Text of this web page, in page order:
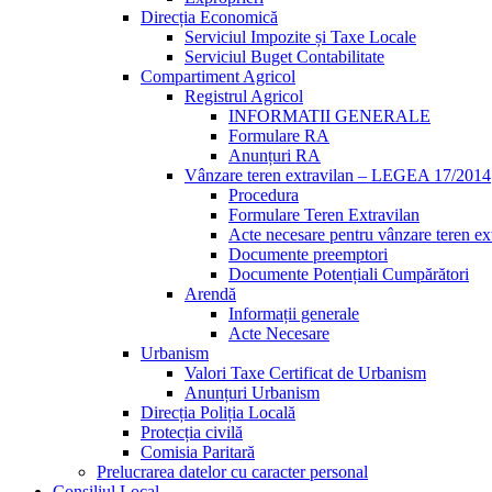
Direcția Economică
Serviciul Impozite și Taxe Locale
Serviciul Buget Contabilitate
Compartiment Agricol
Registrul Agricol
INFORMATII GENERALE
Formulare RA
Anunțuri RA
Vânzare teren extravilan – LEGEA 17/2014
Procedura
Formulare Teren Extravilan
Acte necesare pentru vânzare teren
Documente preemptori
Documente Potențiali Cumpărători
Arendă
Informații generale
Acte Necesare
Urbanism
Valori Taxe Certificat de Urbanism
Anunțuri Urbanism
Direcția Poliția Locală
Protecția civilă
Comisia Paritară
Prelucrarea datelor cu caracter personal